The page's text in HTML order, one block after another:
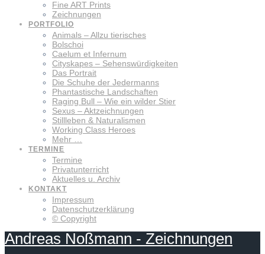
Fine ART Prints
Zeichnungen
PORTFOLIO
Animals – Allzu tierisches
Bolschoi
Caelum et Infernum
Cityskapes – Sehenswürdigkeiten
Das Portrait
Die Schuhe der Jedermanns
Phantastische Landschaften
Raging Bull – Wie ein wilder Stier
Sexus – Aktzeichnungen
Stillleben & Naturalismen
Working Class Heroes
Mehr …
TERMINE
Termine
Privatunterricht
Aktuelles u. Archiv
KONTAKT
Impressum
Datenschutzerklärung
© Copyright
Andreas Noßmann - Zeichnungen